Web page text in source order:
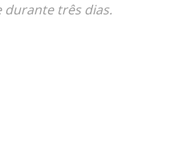
três dias.